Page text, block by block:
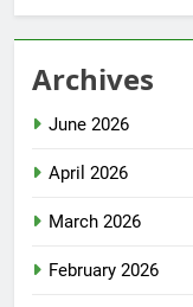
Archives
June 2026
April 2026
March 2026
February 2026